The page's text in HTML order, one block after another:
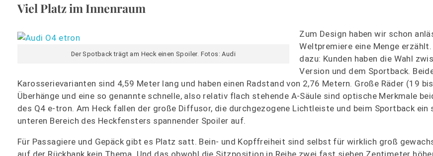
Viel Platz im Innenraum
Der Spotback trägt am Heck einen Spoiler. Fotos: Audi
Zum Design haben wir schon
Weltpremiere eine Menge
dazu: Kunden haben die Wahl
Version und dem Sportback.
Karosserievarianten sind 4,59 Meter lang und haben einen Radstand von 2,76 Metern. Große Räder (19
Überhänge und eine so genannte schnelle, also relativ flach stehende A-Säule sind optische Merkmale
des Q4 e-tron. Am Heck fallen der große Diffusor, die durchgezogene Lichtleiste und beim Sportback ein
unteren Bereich des Heckfensters spannender Spoiler auf.
Für Passagiere und Gepäck gibt es Platz satt. Bein- und Kopffreiheit sind selbst für wirklich groß
auf der Rückbank kein Thema. Und das obwohl die Sitzposition in Reihe zwei fast sieben Zentimeter